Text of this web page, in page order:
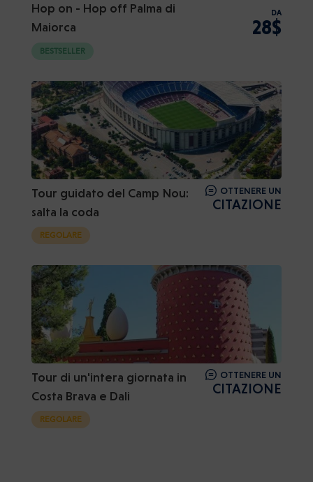
Hop on - Hop off Palma di
Maiorca
DA
28$
BESTSELLER
Tour guidato del Camp Nou:
salta la coda
OTTENERE UN
CITAZIONE
REGOLARE
Tour di un'intera giornata in
Costa Brava e Dali
OTTENERE UN
CITAZIONE
REGOLARE